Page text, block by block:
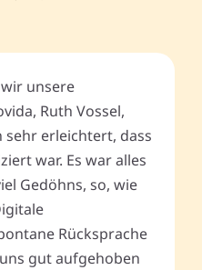
unsere
Ruth Vossel,
sehr erleichtert, dass
war. Es war alles
Gedöhns, so, wie
Rücksprache
gut aufgehoben